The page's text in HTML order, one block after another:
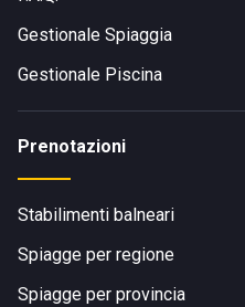
Gestionale Spiaggia
Gestionale Piscina
Prenotazioni
Stabilimenti balneari
Spiagge per regione
Spiagge per provincia